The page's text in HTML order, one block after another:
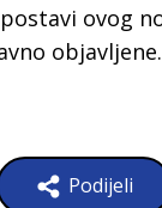
ovog
objavljene.
Podijeli